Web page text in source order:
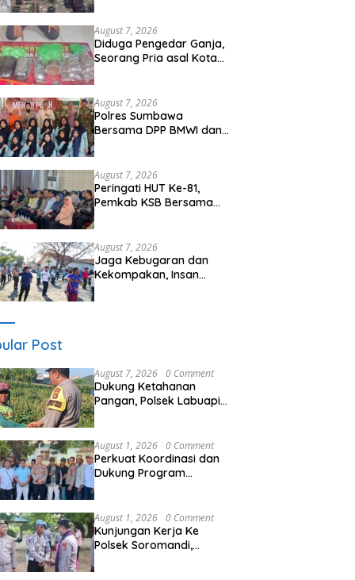
August 7, 2026
Diduga Pengedar Ganja,
Seorang Pria asal Kota
August 7, 2026
Polres Sumbawa
Bersama DPP BMWI dan
Ponpes Arrahman
Hidayatullah
August 7, 2026
Peringati HUT Ke-81,
Pemkab KSB Bersama
Hari Pertama Kehidupan”
August 7, 2026
Jaga Kebugaran dan
Kekompakan, Insan
Post
August 7, 2026 0 Comment
Dukung Ketahanan
Pangan, Polsek Labuapi
Bongkot
August 1, 2026 0 Comment
Perkuat Koordinasi dan
Dukung Program
Silaturahmi Bersama
Pemdes Nggembe
August 1, 2026 0 Comment
Kunjungan Kerja Ke
Polsek Soromandi,